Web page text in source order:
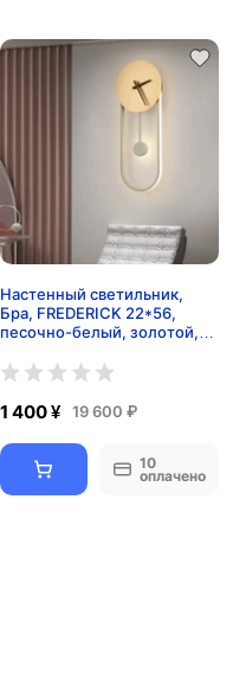
Настенный светильник,
Бра, FREDERICK 22*56,
песочно-белый, золотой,
1 400 ¥ 19 600 ₽
10
оплачено